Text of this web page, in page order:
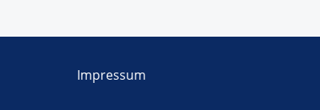
Impressum